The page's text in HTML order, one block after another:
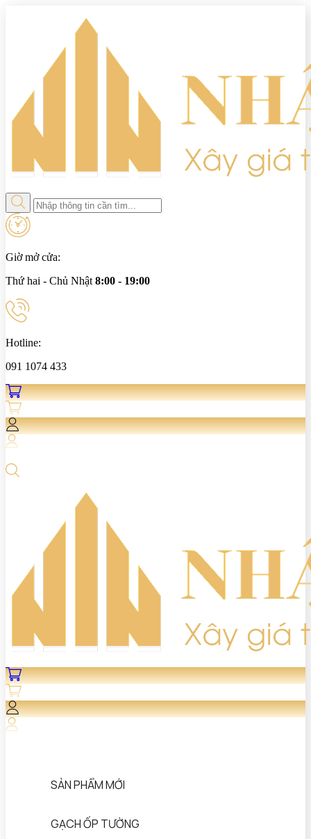
Giờ mở cửa:
Thứ hai - Chủ Nhật 8:00 - 19:00
Hotline:
091 1074 433
SẢN PHẨM MỚI
GẠCH ỐP TƯỜNG